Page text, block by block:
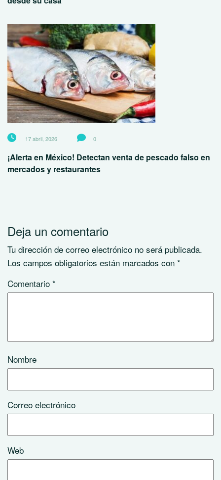
17 abril, 2026 0
¡Alerta en México! Detectan venta de pescado falso en
mercados y restaurantes
Deja un comentario
Tu dirección de correo electrónico no será publicada.
Los campos obligatorios están marcados con *
Comentario *
Nombre
Correo electrónico
Web